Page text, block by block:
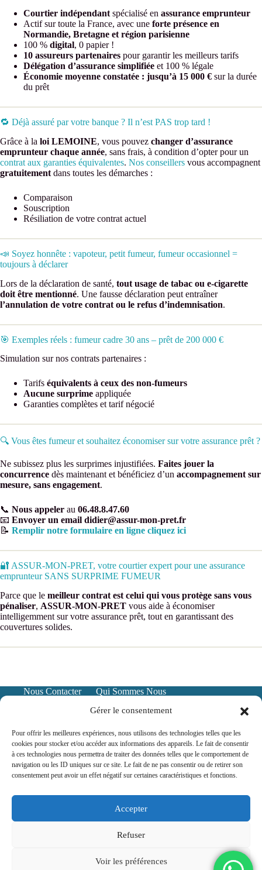
Gérer le consentement
Pour offrir les meilleures expériences, nous utilisons des technologies telles que les
cookies pour stocker et/ou accéder aux informations des appareils. Le fait de consentir
à ces technologies nous permettra de traiter des données telles que le comportement de
navigation ou les ID uniques sur ce site. Le fait de ne pas consentir ou de retirer son
consentement peut avoir un effet négatif sur certaines caractéristiques et fonctions.
Accepter
Refuser
Voir les préférences
Courtier indépendant spécialisé en assurance emprunteur
Actif sur toute la France, avec une forte présence en
Normandie, Bretagne et région parisienne
100 % digital, 0 papier !
10 assureurs partenaires pour garantir les meilleurs tarifs
Délégation d’assurance simplifiée et 100 % légale
Économie moyenne constatée : jusqu’à 15 000 € sur la durée
du prêt
🔁 Déjà assuré par votre banque ? Il n’est PAS trop tard !
Grâce à la loi LEMOINE, vous pouvez changer d’assurance
emprunteur chaque année, sans frais, à condition d’opter pour un
contrat aux garanties équivalentes. Nos conseillers vous accompagnent
gratuitement dans toutes les démarches :
Comparaison
Souscription
Résiliation de votre contrat actuel
📣 Soyez honnête : vapoteur, petit fumeur, fumeur occasionnel =
toujours à déclarer
Lors de la déclaration de santé, tout usage de tabac ou e-cigarette
doit être mentionné. Une fausse déclaration peut entraîner
l’annulation de votre contrat ou le refus d’indemnisation.
🎯 Exemples réels : fumeur cadre 30 ans – prêt de 200 000 €
Simulation sur nos contrats partenaires :
Tarifs équivalents à ceux des non-fumeurs
Aucune surprime appliquée
Garanties complètes et tarif négocié
🔍 Vous êtes fumeur et souhaitez économiser sur votre assurance prêt ?
Ne subissez plus les surprimes injustifiées. Faites jouer la
concurrence dès maintenant et bénéficiez d’un accompagnement sur
mesure, sans engagement.
📞 Nous appeler au 06.48.8.47.60
📧 Envoyer un email didier@assur-mon-pret.fr
📝 Remplir notre formulaire en ligne cliquez ici
🔐 ASSUR-MON-PRET, votre courtier expert pour une assurance
emprunteur SANS SURPRIME FUMEUR
Parce que le meilleur contrat est celui qui vous protège sans vous
pénaliser, ASSUR-MON-PRET vous aide à économiser
intelligemment sur votre assurance prêt, tout en garantissant des
couvertures solides.
Nous Contacter
Qui Sommes Nous